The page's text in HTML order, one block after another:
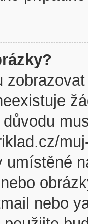
umístěné
nebo